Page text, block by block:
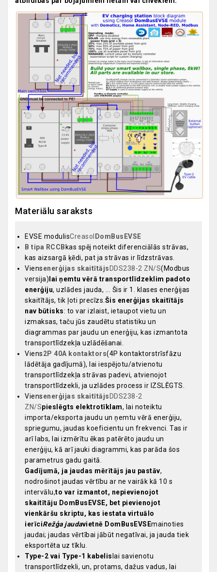
Materiālu saraksts
EVSE modulisCreasol DomBusEVSE
B tipa RCCB kas spēj noteikt diferenciālās strāvas,
kas aizsargā ķēdi, pat ja strāvas ir līdzstrāvas.
Viensenerģijas skaitītājs DDS238-2 ZN/S(Modbus
versija) lai ņemtu vērā transportlīdzeklim padoto
enerģiju, uzlādes jauda, ... Šis ir 1. klases enerģijas
skaitītājs, tik ļoti precīzs. Šis enerģijas skaitītājs
nav būtisks: to var izlaist, ietaupot vietu un
izmaksas, taču jūs zaudētu statistiku un
diagrammas par jaudu un enerģiju, kas izmantota
transportlīdzekļa uzlādēšanai.
Viens2P 40A kontaktors(4P kontaktorstrīsfāzu
lādētāja gadījumā), lai iespējotu/atvienotu
transportlīdzekļa strāvas padevi, atvienojot
transportlīdzekli, ja uzlādes process ir IZSLĒGTS.
Viensenerģijas skaitītājs DDS238-2
ZN/Spieslēgts elektrotīklam, lai noteiktu
importa/eksporta jaudu un ņemtu vērā enerģiju,
spriegumu, jaudas koeficientu un frekvenci. Tas ir
arī labs, lai izmērītu ēkas patērēto jaudu un
enerģiju, kā arī jauki diagrammi, kas parāda šos
parametrus gadu gaitā.
Gadījumā, ja jaudas mērītājs jau pastāv,
nodrošinot jaudas vērtību ar ne vairāk kā 10 s
intervālu,to var izmantot, nepievienojot
skaitītāju DomBusEVSE, bet pievienojot
vienkāršu skriptu, kas iestata virtuālo
ierīciRežģa jaudavietnē DomBusEVSEmainoties
jaudai; jaudas vērtībai jābūt negatīvai, ja jauda tiek
eksportēta uz tīklu.
Type-2 vai Type-1 kabelis lai savienotu
transportlīdzekli, un, protams, dažus vadus, lai